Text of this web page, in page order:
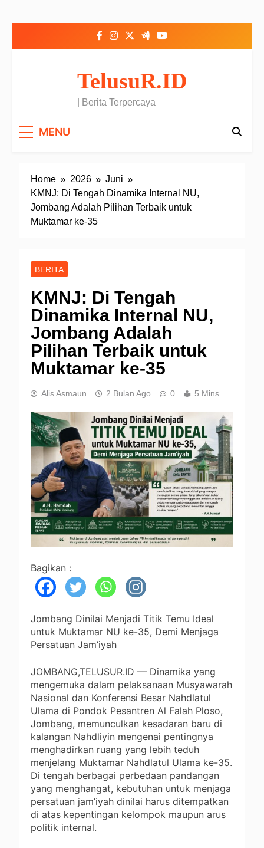
TelusuR.ID
| Berita Terpercaya
MENU
Home 2026
Juni
KMNJ: Di Tengah Dinamika Internal NU,
Jombang Adalah Pilihan Terbaik untuk
Muktamar ke-35
BERITA
KMNJ: Di Tengah
Dinamika Internal NU,
Jombang Adalah
Pilihan Terbaik untuk
Muktamar ke-35
Alis Asmaun 2 Bulan Ago 0 5 Mins
Bagikan :
Jombang Dinilai Menjadi Titik Temu Ideal
untuk Muktamar NU ke-35, Demi Menjaga
Persatuan Jam’iyah
JOMBANG,TELUSUR.ID — Dinamika yang
mengemuka dalam pelaksanaan Musyawarah
Nasional dan Konferensi Besar Nahdlatul
Ulama di Pondok Pesantren Al Falah Ploso,
Jombang, memunculkan kesadaran baru di
kalangan Nahdliyin mengenai pentingnya
menghadirkan ruang yang lebih teduh
menjelang Muktamar Nahdlatul Ulama ke-35.
Di tengah berbagai perbedaan pandangan
yang menghangat, kebutuhan untuk menjaga
persatuan jam’iyah dinilai harus ditempatkan
di atas kepentingan kelompok maupun arus
politik internal.